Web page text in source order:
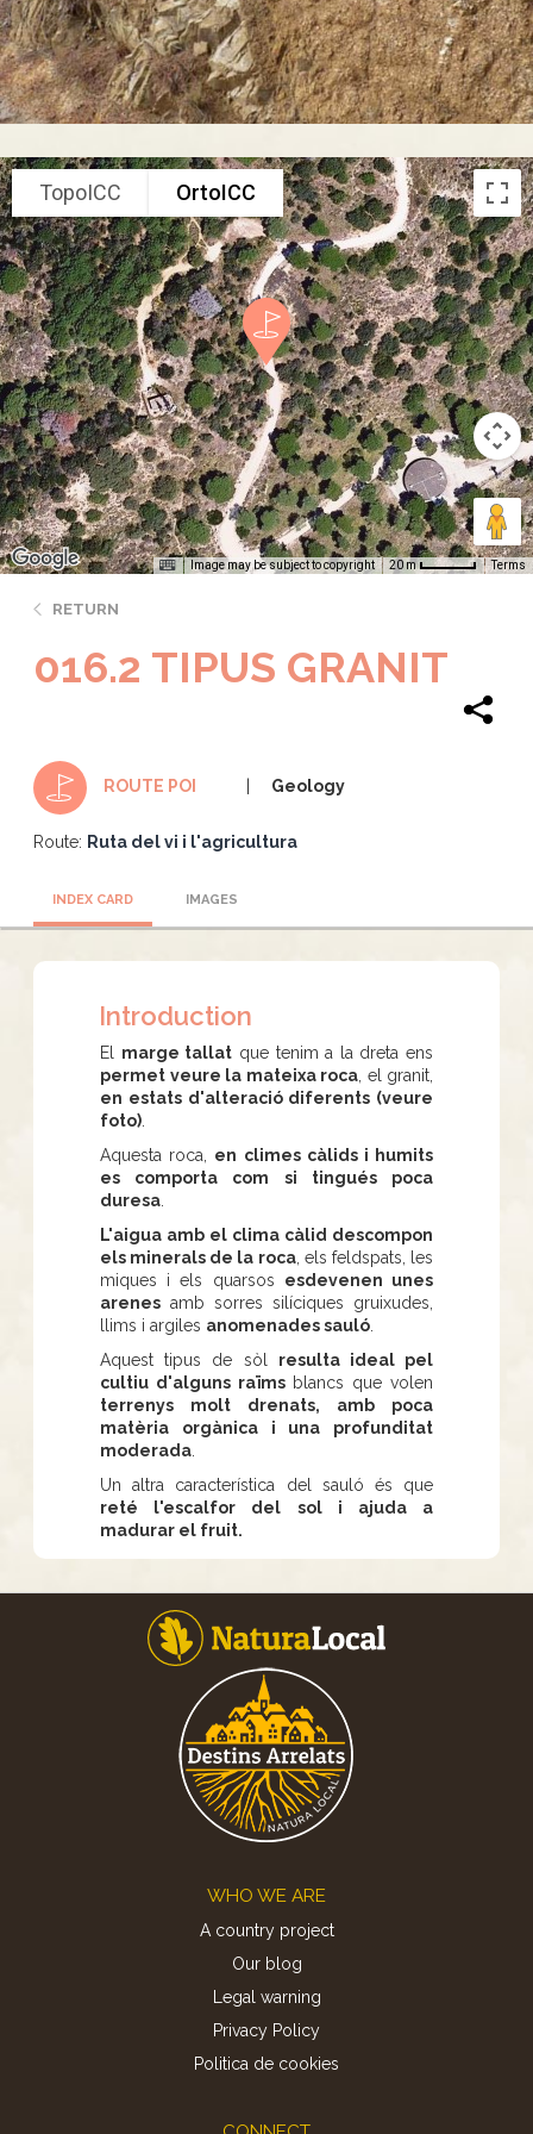
TopoICC OrtoICC
Image may be subject to copyright 20 m Terms
RETURN
016.2 TIPUS GRANIT
ROUTE POI Geology
Route: Ruta del vi i l'agricultura
INDEX CARD IMAGES
Introduction
El marge tallat que tenim a la dreta ens
permet veure la mateixa roca , el granit,
en estats d'alteració diferents (veure
foto)
Aquesta roca, en climes càlids i humits
es comporta com si tingués poca
duresa
L'aigua amb el clima càlid descompon
els minerals de la roca, els feldspats, les
miques i els quarsos esdevenen unes
arenes amb sorres silíciques gruixudes,
llims i argiles anomenades sauló
Aquest tipus de sòl resulta ideal pel
cultiu d'alguns raïmsblancs que volen
terrenys molt drenats, amb poca
matèria orgànica i una profunditat
moderada
Un altra característica del sauló és que
reté l'escalfor del sol i ajuda a
madurar el fruit.
WHO WE ARE
A country project
Our blog
Legal warning
Privacy Policy
Politica de cookies